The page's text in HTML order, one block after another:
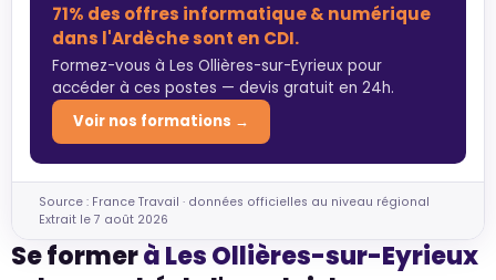
71% des offres informatique & numérique
dans l'Ardèche sont en CDI.
Formez-vous à Les Ollières-sur-Eyrieux pour
accéder à ces postes — devis gratuit en 24h.
Voir nos formations →
Source : France Travail · données officielles au niveau régional
Extrait le 7 août 2026
Se formerà Les Ollières-sur-Eyrieux